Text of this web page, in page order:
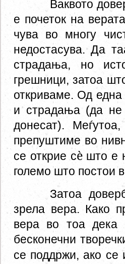
Ваквото
е почеток на
чува во многу
недостасува. Да
страдања, но
грешници, затоа
откриваме. Од
и страдања (да не
донесат).
препуштиме во
се открие сèшто е
големо што постои
Затоа
зрела вера. Како
вера во тоа дека
бесконечнитворе
се поддржи, ако се